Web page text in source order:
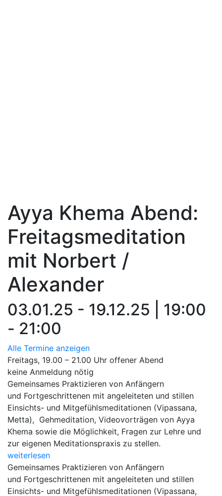
Ayya Khema Abend:
Freitagsmeditation
mit Norbert /
Alexander
03.01.25 - 19.12.25 | 19:00
- 21:00
Alle Termine anzeigen
Freitags, 19.00 – 21.00 Uhr offener Abend
keine Anmeldung nötig
Gemeinsames Praktizieren von Anfängern
und Fortgeschrittenen mit angeleiteten und stillen
Einsichts- und Mitgefühlsmeditationen (Vipassana,
Metta), Gehmeditation, Videovorträgen von Ayya
Khema sowie die Möglichkeit, Fragen zur Lehre und
zur eigenen Meditationspraxis zu stellen.
weiterlesen
Gemeinsames Praktizieren von Anfängern
und Fortgeschrittenen mit angeleiteten und stillen
Einsichts- und Mitgefühlsmeditationen (Vipassana,